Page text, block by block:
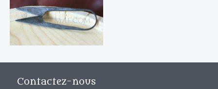
Contactez-nous